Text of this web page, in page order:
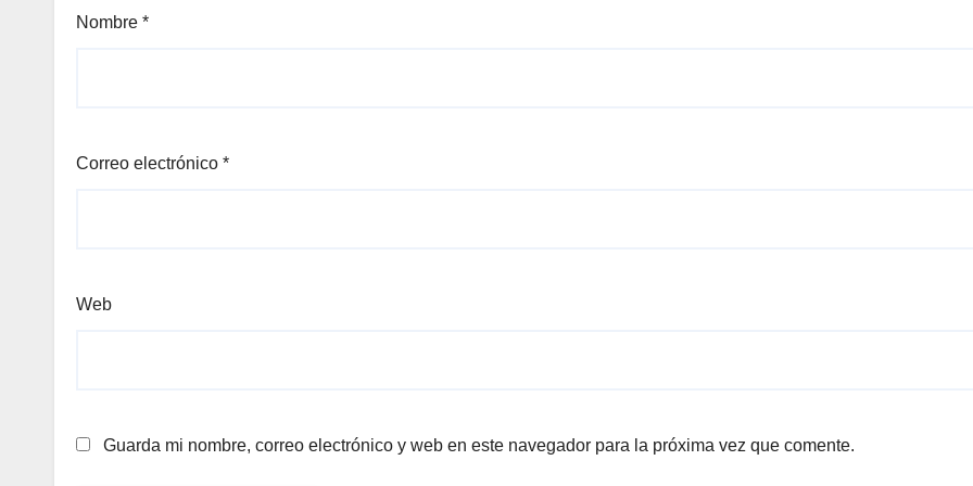
Nombre *
Correo electrónico *
Web
Guarda mi nombre, correo electrónico y web en este navegador para la próxima vez que comente.